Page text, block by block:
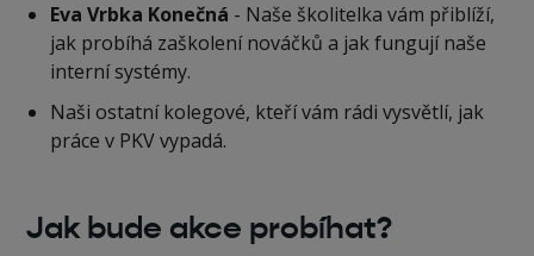
Eva Vrbka Konečná - Naše školitelka vám přiblíží,
jak probíhá zaškolení nováčků a jak fungují naše
interní systémy.
Naši ostatní kolegové, kteří vám rádi vysvětlí, jak
práce v PKV vypadá.
Jak bude akce probíhat?